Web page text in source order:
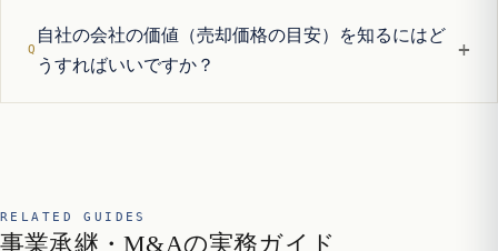
自社の会社の価値（売却価格の目安）を知るにはど
うすればいいですか？
+
RELATED GUIDES
事業承継・M&Aの実務ガイド